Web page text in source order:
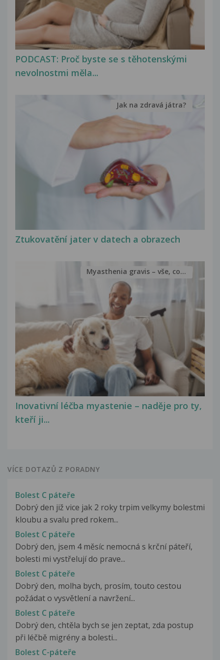
PODCAST: Proč byste se s těhotenskými
nevolnostmi měla...
Ztukovatění jater v datech a obrazech
Jak na zdravá játra?
Inovativní léčba myastenie – naděje pro ty,
kteří ji...
Myasthenia gravis – vše, co...
VÍCE DOTAZŮ Z PORADNY
Bolest C páteře
Dobrý den již vice jak 2 roky trpim velkymy bolestmi
kloubu a svalu pred rokem...
Bolest C páteře
Dobrý den, jsem 4 měsíc nemocná s krční páteří,
bolesti mi vystřelují do prave...
Bolest C páteře
Dobrý den, molha bych, prosím, touto cestou
požádat o vysvětlení a navržení...
Bolest C páteře
Dobrý den, chtěla bych se jen zeptat, zda postup
při léčbě migrény a bolesti...
Bolest C-páteře